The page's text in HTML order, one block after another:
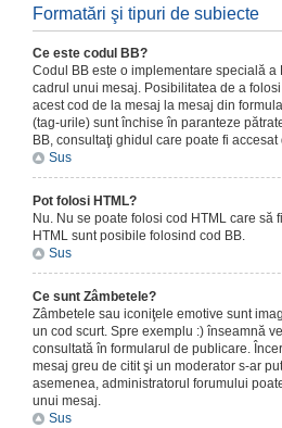
Formatări şi tipuri de subiecte
Ce este codul BB?
Codul BB este o implementare specială
cadrul unui mesaj. Posibilitatea de a
acest cod de la mesaj la mesaj din
(tag-urile) sunt închise în paranteze
BB, consultaţi ghidul care poate fi
Sus
Pot folosi HTML?
Nu. Nu se poate folosi cod HTML care
HTML sunt posibile folosind cod BB.
Sus
Ce sunt Zâmbetele?
Zâmbetele sau iconiţele emotive sunt
un cod scurt. Spre exemplu :) înseamnă
consultată în formularul de publicare.
mesaj greu de citit şi un moderator s-ar
asemenea, administratorul forumului
unui mesaj.
Sus